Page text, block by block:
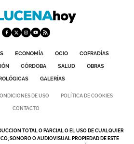
ECONOMÍA OCIO
COFRADÍAS
CÓRDOBA SALUD
OBRAS
GALERÍAS
DE USO POLÍTICA DE COOKIES
CONTACTO
TOTAL O PARCIAL O EL USO DE CUALQUIER
SONORO O AUDIOVISUAL PROPIEDAD DE ESTE